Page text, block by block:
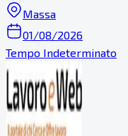
Massa
01/08/2026
Tempo Indeterminato